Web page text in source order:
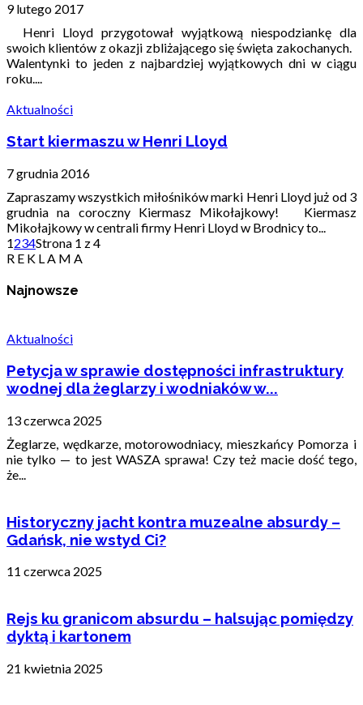
9 lutego 2017
Henri Lloyd przygotował wyjątkową niespodziankę dla
swoich klientów z okazji zbliżającego się święta zakochanych.
Walentynki to jeden z najbardziej wyjątkowych dni w ciągu
roku....
Aktualności
Start kiermaszu w Henri Lloyd
7 grudnia 2016
Zapraszamy wszystkich miłośników marki Henri Lloyd już od 3
grudnia na coroczny Kiermasz Mikołajkowy! Kiermasz
Mikołajkowy w centrali firmy Henri Lloyd w Brodnicy to...
1234Strona 1 z 4
R E K L A M A
Najnowsze
Aktualności
Petycja w sprawie dostępności infrastruktury
wodnej dla żeglarzy i wodniaków w...
13 czerwca 2025
Żeglarze, wędkarze, motorowodniacy, mieszkańcy Pomorza i
nie tylko — to jest WASZA sprawa! Czy też macie dość tego,
że...
Historyczny jacht kontra muzealne absurdy –
Gdańsk, nie wstyd Ci?
11 czerwca 2025
Rejs ku granicom absurdu – halsując pomiędzy
dyktą i kartonem
21 kwietnia 2025